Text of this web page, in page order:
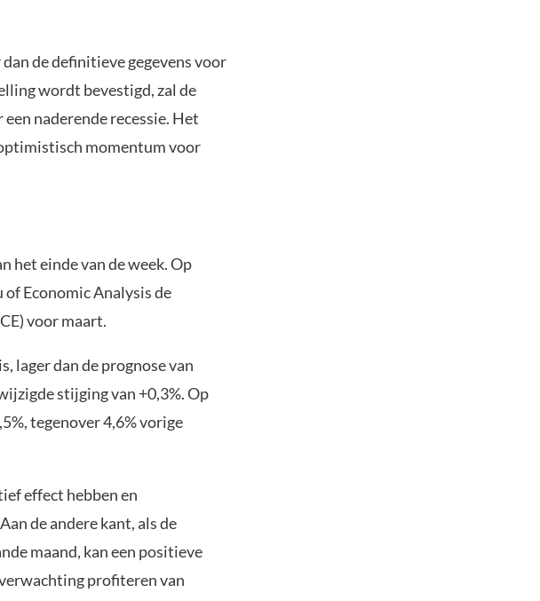
de definitieve gegevens voor
wordt bevestigd, zal de
naderende recessie. Het
momentum voor
het einde van de week. Op
Economic Analysis de
voor maart.
lager dan de prognose van
stijging van +0,3%. Op
tegenover 4,6% vorige
effect hebben en
de andere kant, als de
maand, kan een positieve
profiteren van